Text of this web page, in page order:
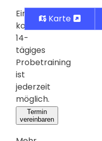
Ein
kostenloses,
14-
tägiges
Probetraining
ist
jederzeit
möglich.
Termin
vereinbaren
Karte